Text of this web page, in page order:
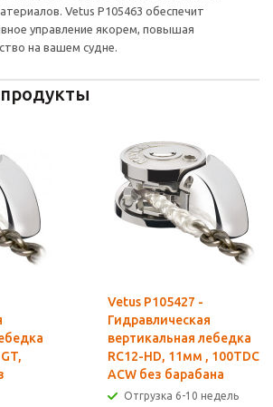
Vetus P105463 обеспечит
управление якорем, повышая
на вашем судне.
Vetus P105427 -
Гидравлическая
вертикальная лебедка
RC12-HD, 11мм , 100TDC
ACW без барабана
Отгрузка 6-10 недель